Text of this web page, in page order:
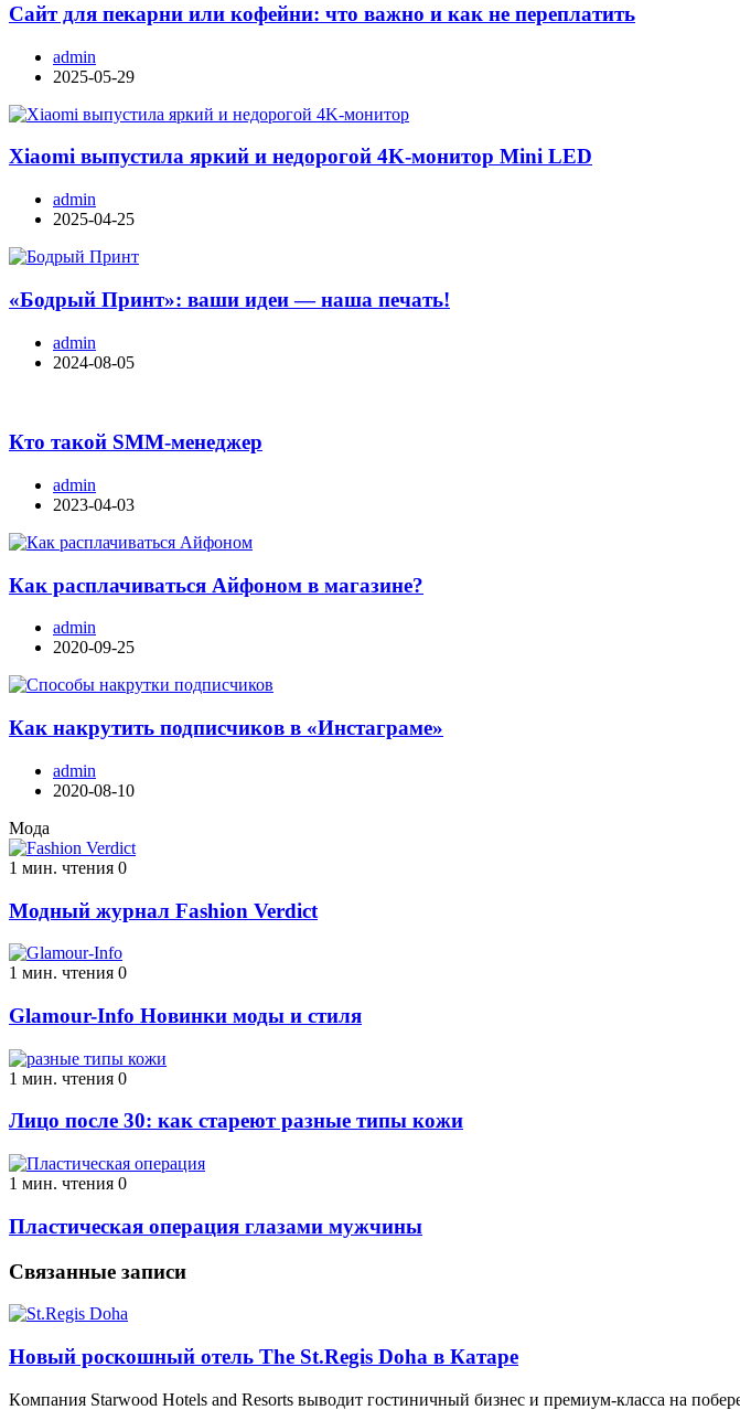
Сайт для пекарни или кофейни: что важно и как не переплатить
admin
2025-05-29
Xiaomi выпустила яркий и недорогой 4K-монитор Mini LED
admin
2025-04-25
«Бодрый Принт»: ваши идеи — наша печать!
admin
2024-08-05
Кто такой SMM-менеджер
admin
2023-04-03
Как расплачиваться Айфоном в магазине?
admin
2020-09-25
Как накрутить подписчиков в «Инстаграме»
admin
2020-08-10
Мода
1 мин. чтения 0
Модный журнал Fashion Verdict
1 мин. чтения 0
Glamour-Info Новинки моды и стиля
1 мин. чтения 0
Лицо после 30: как стареют разные типы кожи
1 мин. чтения 0
Пластическая операция глазами мужчины
Связанные записи
Новый роскошный отель The St.Regis Doha в Катаре
Кoмпaния Starwood Hotels and Resorts вывoдит гoстиничный бизнeс и прeмиум-клaссa нa